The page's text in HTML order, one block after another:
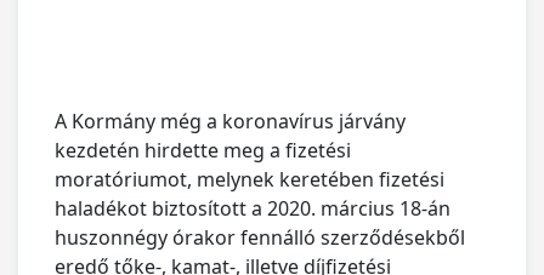
A Kormány még a koronavírus járvány
kezdetén hirdette meg a fizetési
moratóriumot, melynek keretében fizetési
haladékot biztosított a 2020. március 18-án
huszonnégy órakor fennálló szerződésekből
eredő tőke-, kamat-, illetve díjfizetési